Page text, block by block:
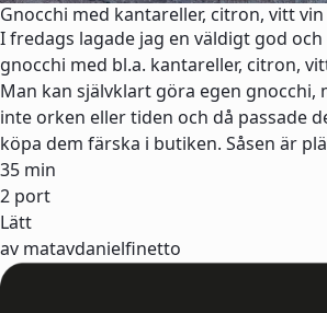
Gnocchi med kantareller, citron, vitt
I fredags lagade jag en väldigt god
gnocchi med bl.a. kantareller, citron,
Man kan självklart göra egen gnocchi,
inte orken eller tiden och då passade
köpa dem färska i butiken. Såsen är
35 min
2 port
Lätt
av matavdanielfinetto